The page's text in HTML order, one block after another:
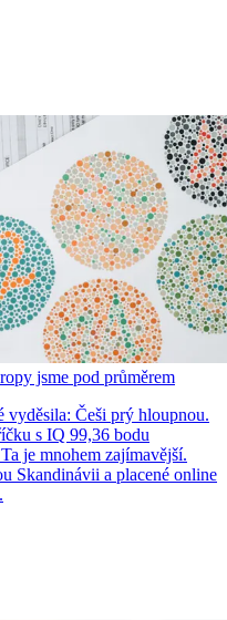
jsme pod průměrem
vyděsila: Češi prý hloupnou.
s IQ 99,36 bodu
je mnohem zajímavější.
Skandinávii a placené online